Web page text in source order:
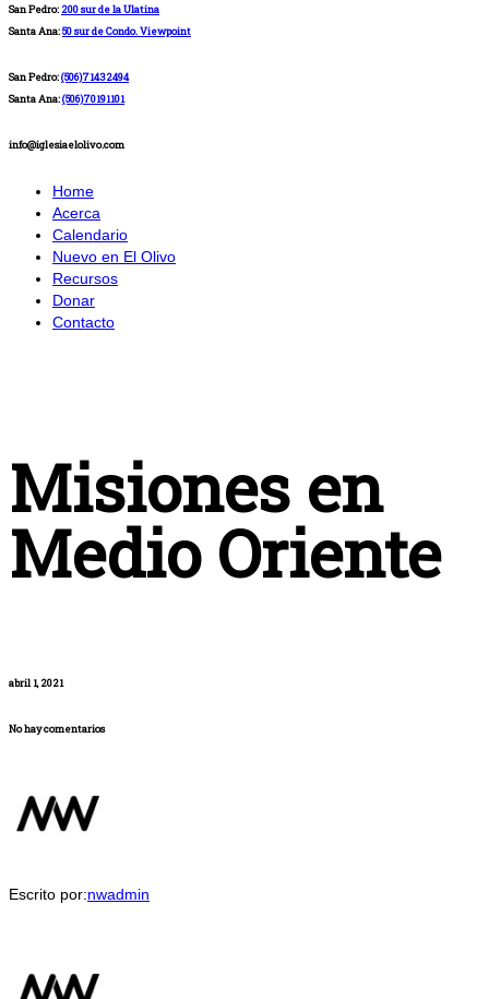
San Pedro: 200 sur de la Ulatina
Santa Ana:50 sur de Condo. Viewpoint
San Pedro:(506)71432494
Santa Ana:(506)70191101
info@iglesiaelolivo.com
Home
Acerca
Calendario
Nuevo en El Olivo
Recursos
Donar
Contacto
Misiones en
Medio Oriente
abril 1, 2021
No hay comentarios
Escrito por:nwadmin